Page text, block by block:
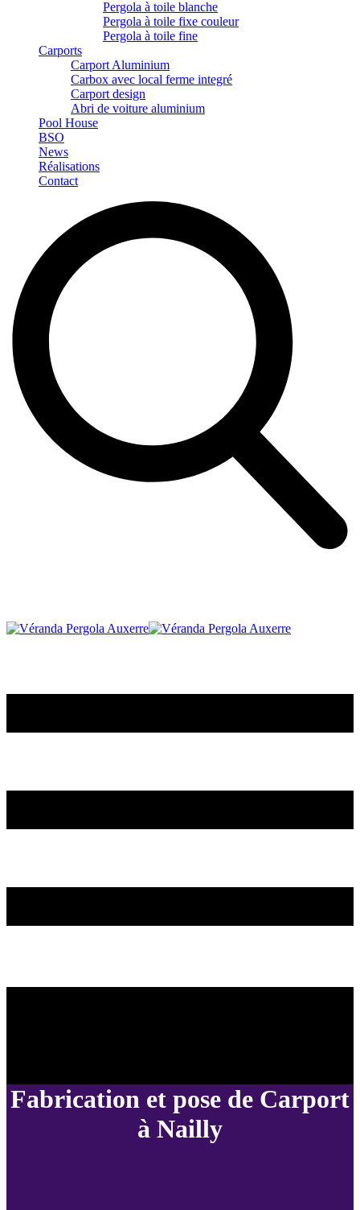
Pergola à toile blanche
Pergola à toile fixe couleur
Pergola à toile fine
Carports
Carport Aluminium
Carbox avec local ferme integré
Carport design
Abri de voiture aluminium
Pool House
BSO
News
Réalisations
Contact
Fabrication et pose de Carport
à Nailly